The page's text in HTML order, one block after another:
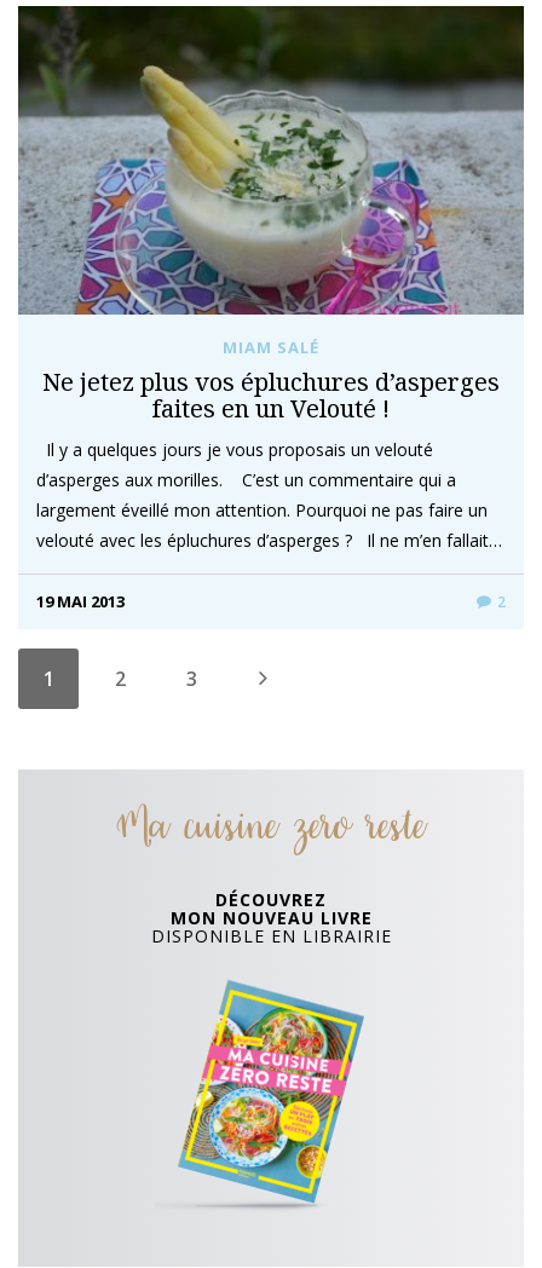
MIAM SALÉ
Ne jetez plus vos épluchures d’asperges
faites en un Velouté !
Il y a quelques jours je vous proposais un velouté
d’asperges aux morilles. C’est un commentaire qui a
largement éveillé mon attention. Pourquoi ne pas faire un
velouté avec les épluchures d’asperges ? Il ne m’en fallait…
19 MAI 2013 2
1 2 3
Ma cuisine zero reste
DÉCOUVREZ
MON NOUVEAU LIVRE
DISPONIBLE EN LIBRAIRIE